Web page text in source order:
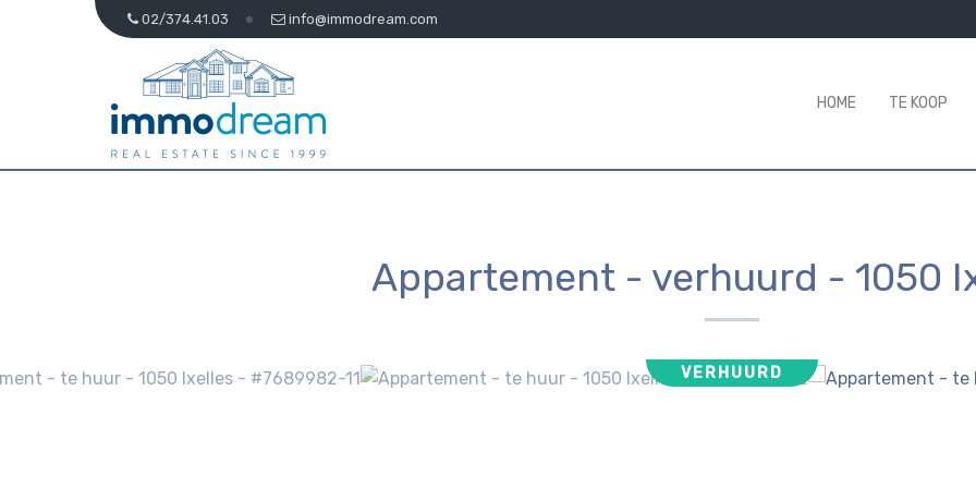
02/374.41.03 info@immodream.com
HOME TE KOOP
Appartement - verhuurd - 1050
VERHUURD